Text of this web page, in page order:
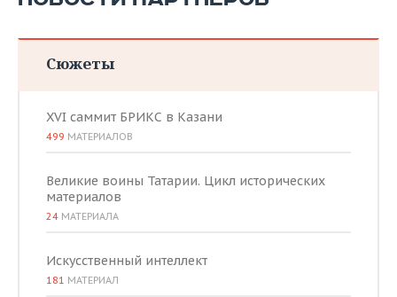
Сюжеты
XVI саммит БРИКС в Казани
499 МАТЕРИАЛОВ
Великие воины Татарии. Цикл исторических
материалов
24 МАТЕРИАЛА
Искусственный интеллект
181 МАТЕРИАЛ